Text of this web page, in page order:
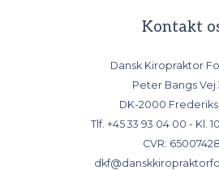
Kontakt
Dansk Kiropraktor
Peter Bangs Vej
DK-2000
Tlf. +45 33 93 04 00 - Kl.
CVR: 65007428